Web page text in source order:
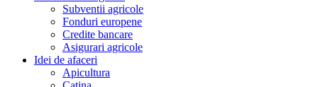
Subventii agricole
Fonduri europene
Credite bancare
Asigurari agricole
Idei de afaceri
Apicultura